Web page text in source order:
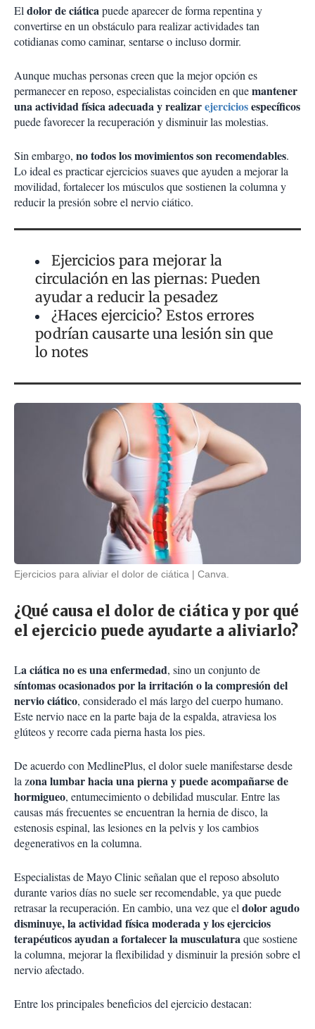
Eldolor de ciáticapuede aparecer de forma repentina y
convertirse en un obstáculo para realizar actividades tan
cotidianas como caminar, sentarse o incluso dormir.
Aunque muchas personas creen que la mejor opción es
permanecer en reposo, especialistas coinciden en quemantener
una actividad física adecuada y realizarejerciciosespecíficos
puede favorecer la recuperación y disminuir las molestias.
Sin embargo, no todos los movimientos son recomendables.
Lo ideal es practicar ejercicios suaves que ayuden a mejorar la
movilidad, fortalecer los músculos que sostienen la columna y
reducir la presión sobre el nervio ciático.
Ejercicios para mejorar la
circulación en las piernas: Pueden
ayudar a reducir la pesadez
¿Haces ejercicio? Estos errores
podrían causarte una lesión sin que
lo notes
Ejercicios para aliviar el dolor de ciática Canva.
¿Qué causa el dolor de ciática y por qué
el ejercicio puede ayudarte a aliviarlo?
La ciática no es una enfermedad, sino un conjunto de
síntomas ocasionados por la irritación o la compresión del
nervio ciático, considerado el más largo del cuerpo humano.
Este nervio nace en la parte baja de la espalda, atraviesa los
glúteos y recorre cada pierna hasta los pies.
De acuerdo con MedlinePlus, el dolor suele manifestarse desde
la zona lumbar hacia una pierna y puede acompañarse de
hormigueo, entumecimiento o debilidad muscular. Entre las
causas más frecuentes se encuentran la hernia de disco, la
estenosis espinal, las lesiones en la pelvis y los cambios
degenerativos en la columna.
Especialistas de Mayo Clinic señalan que el reposo absoluto
durante varios días no suele ser recomendable, ya que puede
retrasar la recuperación. En cambio, una vez que eldolor agudo
disminuye, la actividad física moderada y los ejercicios
terapéuticos ayudan a fortalecer la musculaturaque sostiene
la columna, mejorar la flexibilidad y disminuir la presión sobre el
nervio afectado.
Entre los principales beneficios del ejercicio destacan: